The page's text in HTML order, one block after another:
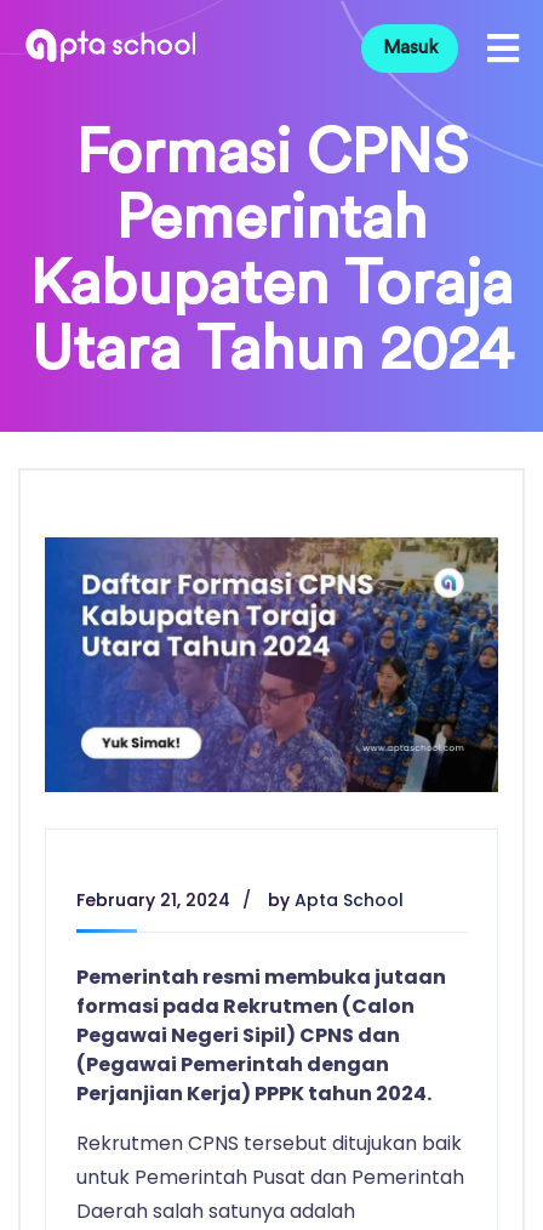
Masuk
Formasi CPNS
Pemerintah
Kabupaten Toraja
Utara Tahun 2024
February 21, 2024 by Apta School
Pemerintah resmi membuka jutaan
formasi pada Rekrutmen (Calon
Pegawai Negeri Sipil) CPNS dan
(Pegawai Pemerintah dengan
Perjanjian Kerja) PPPK tahun 2024.
Rekrutmen CPNS tersebut ditujukan baik
untuk Pemerintah Pusat dan Pemerintah
Daerah salah satunya adalah